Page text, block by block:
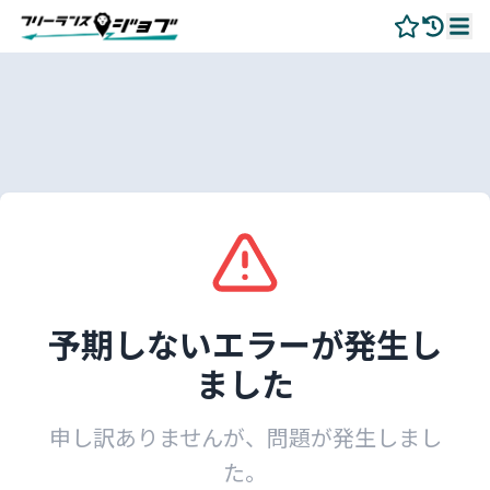
予期しないエラーが発生し
ました
申し訳ありませんが、問題が発生しまし
た。